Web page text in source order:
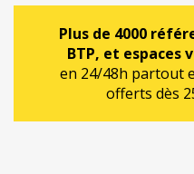
Plus de 4000
BTP, et espaces
en 24/48h partout
offerts dès